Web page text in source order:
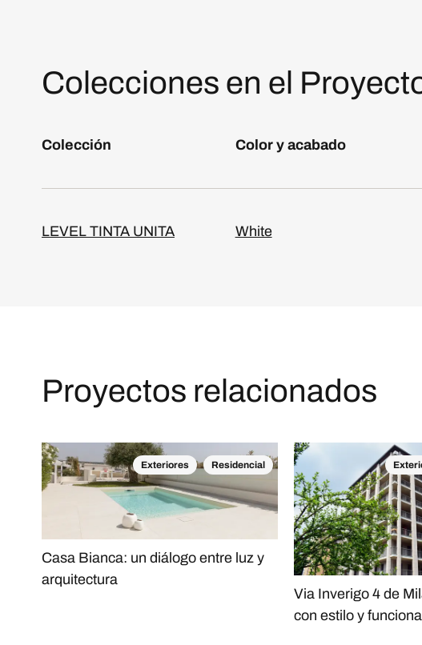
Colecciones en el
Colección Color y acabado
LEVEL TINTA UNITA White
Proyectos relacionados
Exteriores Residencial
Casa Bianca: un diálogo entre luz y
arquitectura
Via Inverigo 4 de
con estilo y